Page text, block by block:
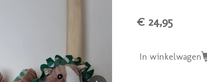
€ 24,95
In winkelwagen